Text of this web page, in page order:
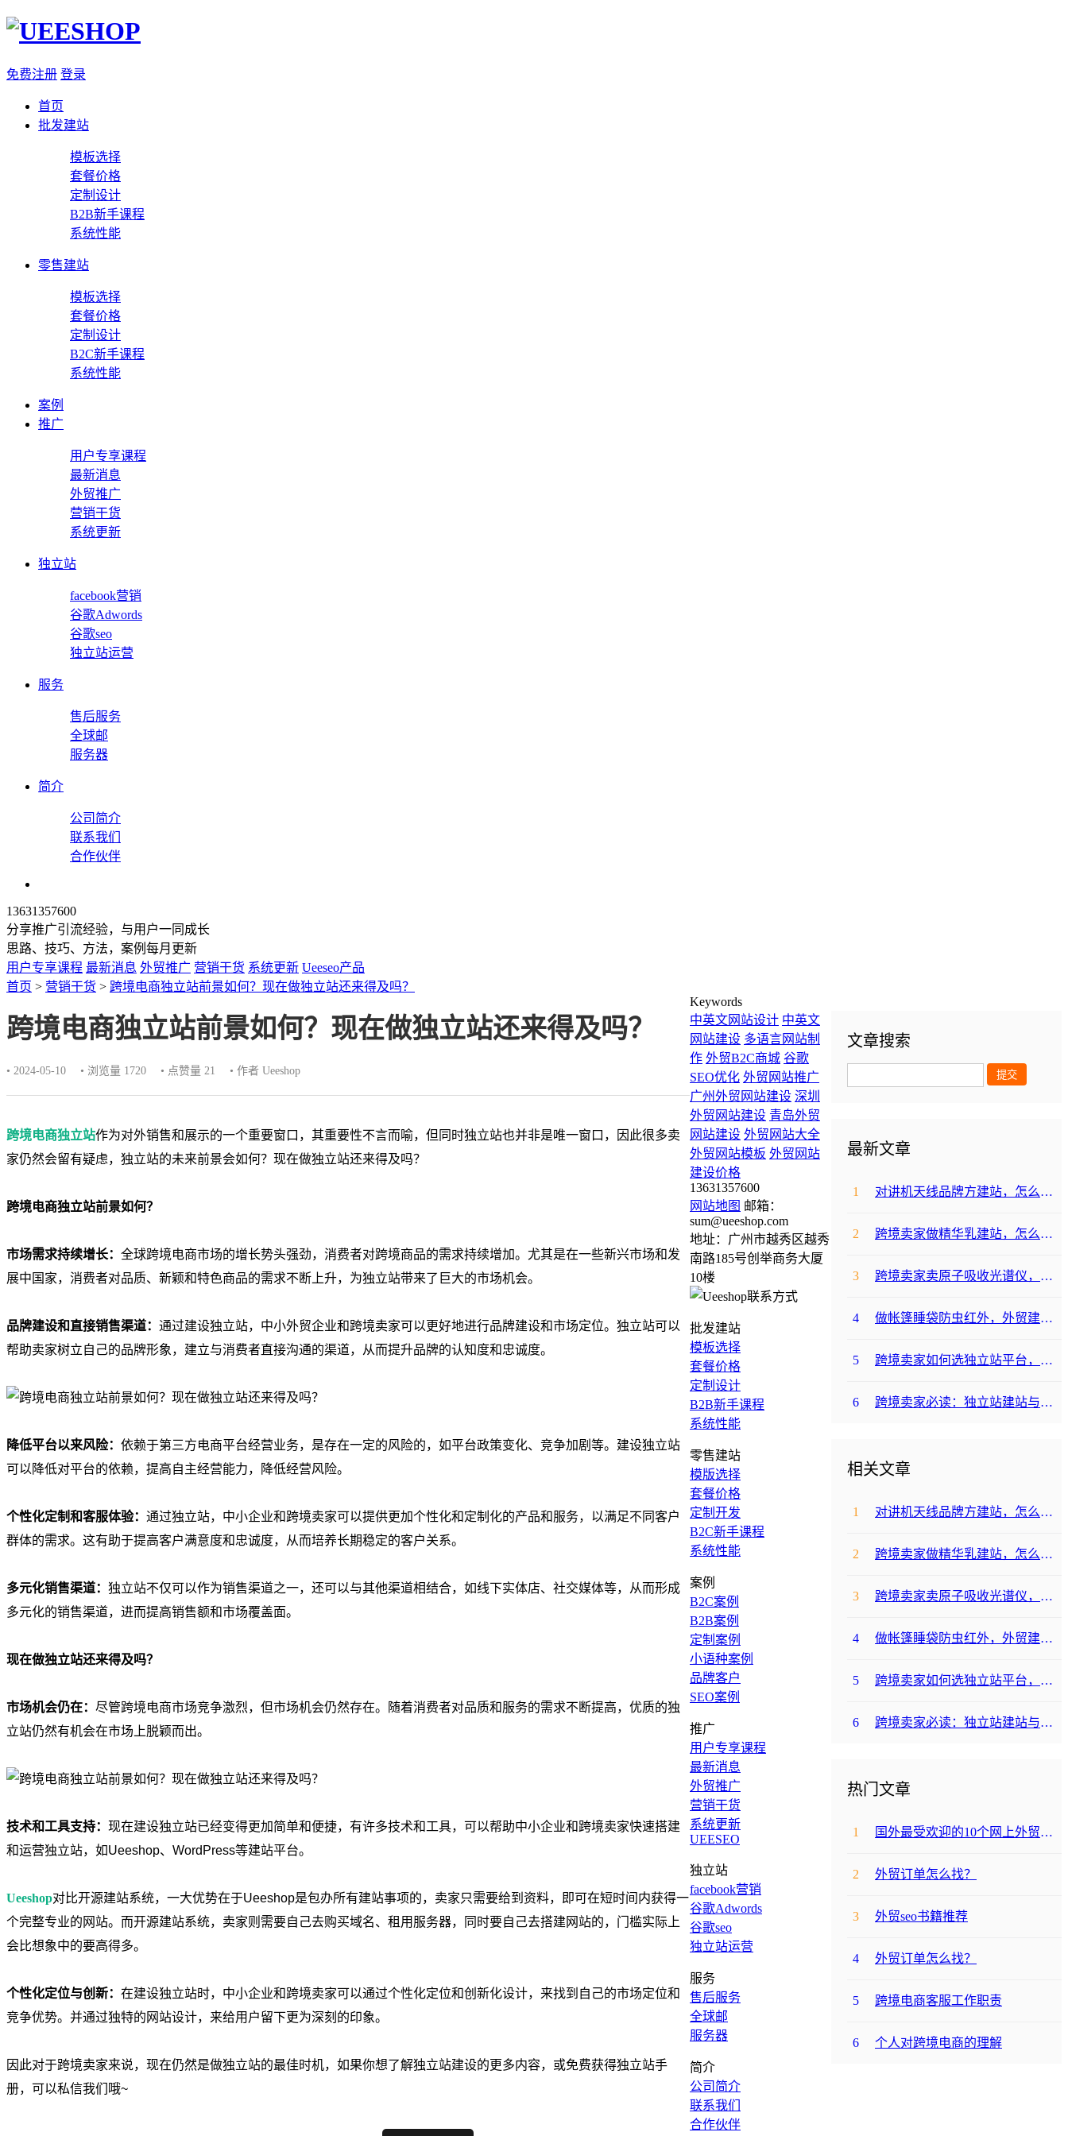
免费注册 登录
首页
批发建站
模板选择
套餐价格
定制设计
B2B新手课程
系统性能
零售建站
模板选择
套餐价格
定制设计
B2C新手课程
系统性能
案例
推广
用户专享课程
最新消息
外贸推广
营销干货
系统更新
独立站
facebook营销
谷歌Adwords
谷歌seo
独立站运营
服务
售后服务
全球邮
服务器
简介
公司简介
联系我们
合作伙伴
13631357600
分享推广引流经验，与用户一同成长
思路、技巧、方法，案例每月更新
用户专享课程 最新消息 外贸推广 营销干货 系统更新 Ueeseo产品
首页 > 营销干货 > 跨境电商独立站前景如何？现在做独立站还来得及吗？
跨境电商独立站前景如何？现在做独立站还来得及吗？
• 2024-05-10 • 浏览量 1720 • 点赞量 21 • 作者 Ueeshop
跨境电商独立站作为对外销售和展示的一个重要窗口，其重要性不言而喻，但同时独立站也并非是唯一窗口，因此很多卖
家仍然会留有疑虑，独立站的未来前景会如何？现在做独立站还来得及吗？
跨境电商独立站前景如何？
市场需求持续增长： 全球跨境电商市场的增长势头强劲，消费者对跨境商品的需求持续增加。尤其是在一些新兴市场和发
展中国家，消费者对品质、新颖和特色商品的需求不断上升，为独立站带来了巨大的市场机会。
品牌建设和直接销售渠道： 通过建设独立站，中小外贸企业和跨境卖家可以更好地进行品牌建设和市场定位。独立站可以
帮助卖家树立自己的品牌形象，建立与消费者直接沟通的渠道，从而提升品牌的认知度和忠诚度。
降低平台以来风险： 依赖于第三方电商平台经营业务，是存在一定的风险的，如平台政策变化、竞争加剧等。建设独立站
可以降低对平台的依赖，提高自主经营能力，降低经营风险。
个性化定制和客服体验： 通过独立站，中小企业和跨境卖家可以提供更加个性化和定制化的产品和服务，以满足不同客户
群体的需求。这有助于提高客户满意度和忠诚度，从而培养长期稳定的客户关系。
多元化销售渠道： 独立站不仅可以作为销售渠道之一，还可以与其他渠道相结合，如线下实体店、社交媒体等，从而形成
多元化的销售渠道，进而提高销售额和市场覆盖面。
现在做独立站还来得及吗？
市场机会仍在： 尽管跨境电商市场竞争激烈，但市场机会仍然存在。随着消费者对品质和服务的需求不断提高，优质的独
立站仍然有机会在市场上脱颖而出。
技术和工具支持： 现在建设独立站已经变得更加简单和便捷，有许多技术和工具，可以帮助中小企业和跨境卖家快速搭建
和运营独立站，如Ueeshop、WordPress等建站平台。
Ueeshop对比开源建站系统，一大优势在于Ueeshop是包办所有建站事项的，卖家只需要给到资料，即可在短时间内获得一
个完整专业的网站。而开源建站系统，卖家则需要自己去购买域名、租用服务器，同时要自己去搭建网站的，门槛实际上
会比想象中的要高得多。
个性化定位与创新： 在建设独立站时，中小企业和跨境卖家可以通过个性化定位和创新化设计，来找到自己的市场定位和
竞争优势。并通过独特的网站设计，来给用户留下更为深刻的印象。
因此对于跨境卖家来说，现在仍然是做独立站的最佳时机，如果你想了解独立站建设的更多内容，或免费获得独立站手
册，可以私信我们哦~
文章搜索
最新文章
1 对讲机天线品牌方建站，怎么降低成本啊？
2 跨境卖家做精华乳建站，怎么选合适提升转化？
3 跨境卖家卖原子吸收光谱仪，选哪个建站平台合适？
4 做帐篷睡袋防虫红外，外贸建站平台哪个合适？
5 跨境卖家如何选独立站平台，降低运动水袋架包建站成本？
6 跨境卖家必读：独立站建站与支付，帐篷睡袋防虫露如何避坑降成本？
相关文章
1 对讲机天线品牌方建站，怎么降低成本啊？
2 跨境卖家做精华乳建站，怎么选合适提升转化？
3 跨境卖家卖原子吸收光谱仪，选哪个建站平台合适？
4 做帐篷睡袋防虫红外，外贸建站平台哪个合适？
5 跨境卖家如何选独立站平台，降低运动水袋架包建站成本？
6 跨境卖家必读：独立站建站与支付，帐篷睡袋防虫露如何避坑降成本？
热门文章
1 国外最受欢迎的10个网上外贸购物网站
2 外贸订单怎么找？
3 外贸seo书籍推荐
4 外贸订单怎么找？
5 跨境电商客服工作职责
6 个人对跨境电商的理解
Keywords
中英文网站设计 中英文
网站建设 多语言网站制
作 外贸B2C商城 谷歌
SEO优化 外贸网站推广
广州外贸网站建设 深圳
外贸网站建设 青岛外贸
网站建设 外贸网站大全
外贸网站模板 外贸网站
建设价格
13631357600
网站地图 邮箱：
sum@ueeshop.com
地址：广州市越秀区越秀
南路185号创举商务大厦
10楼
批发建站
模板选择
套餐价格
定制设计
B2B新手课程
系统性能
零售建站
模版选择
套餐价格
定制开发
B2C新手课程
系统性能
案例
B2C案例
B2B案例
定制案例
小语种案例
品牌客户
SEO案例
推广
用户专享课程
最新消息
外贸推广
营销干货
系统更新
UEESEO
独立站
facebook营销
谷歌Adwords
谷歌seo
独立站运营
服务
售后服务
全球邮
服务器
简介
公司简介
联系我们
合作伙伴